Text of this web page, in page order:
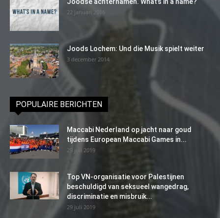
22 januari 2016
Joods Lochem: Und die Musik spielt weiter
3 december 2014
POPULAIRE BERICHTEN
Maccabi Nederland op jacht naar goud
tijdens European Maccabi Games in...
29 juli 2019
Top VN-organisatie voor Palestijnen
beschuldigd van seksueel wangedrag,
discriminatie en misbruik...
29 juli 2019